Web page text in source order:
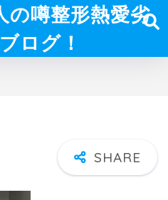
の噂整形熱愛劣
ログ！